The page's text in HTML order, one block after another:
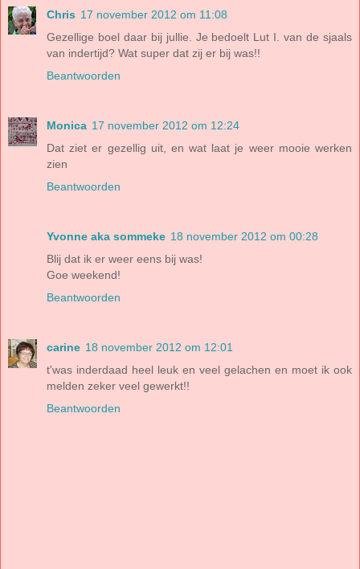
Chris 17 november 2012 om 11:08
Gezellige boel daar bij jullie. Je bedoelt Lut I. van de sjaals
van indertijd? Wat super dat zij er bij was!!
Beantwoorden
Monica 17 november 2012 om 12:24
Dat ziet er gezellig uit, en wat laat je weer mooie werken
zien
Beantwoorden
Yvonne aka sommeke 18 november 2012 om 00:28
Blij dat ik er weer eens bij was!
Goe weekend!
Beantwoorden
carine 18 november 2012 om 12:01
t'was inderdaad heel leuk en veel gelachen en moet ik ook
melden zeker veel gewerkt!!
Beantwoorden